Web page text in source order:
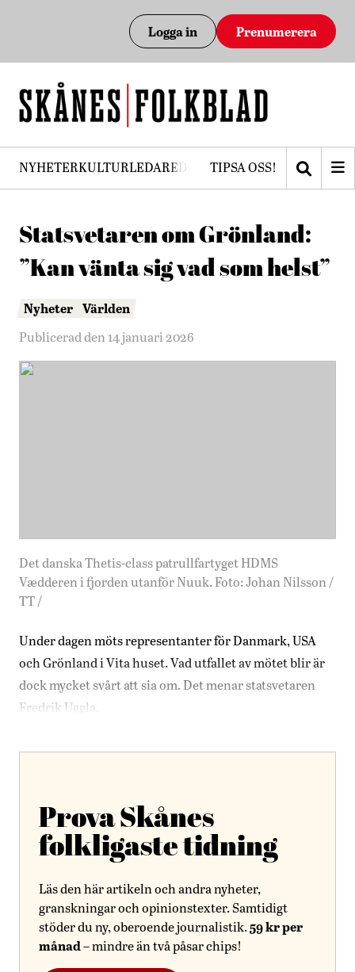
Logga in Prenumerera
NYHETERKULTURLEDAREDEBATTPRENUMERERA
TIPSA OSS!
Statsvetaren om Grönland:
”Kan vänta sig vad som helst”
Nyheter Världen
Publicerad den 14 januari 2026
Det danska Thetis-class patrullfartyget HDMS
Vædderen i fjorden utanför Nuuk. Foto: Johan Nilsson /
TT /
Under dagen möts representanter för Danmark, USA
och Grönland i Vita huset. Vad utfallet av mötet blir är
dock mycket svårt att sia om. Det menar statsvetaren
Fredrik Uggla.
Prova Skånes
folkligaste tidning
Läs den här artikeln och andra nyheter,
granskningar och opinionstexter. Samtidigt
stöder du ny, oberoende journalistik.59 kr per
månad– mindre än två påsar chips!